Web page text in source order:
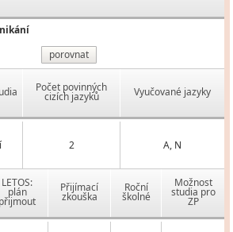
porovnat
Počet povinných
cizích jazyků Vyučované jazyky
2 A, N
LETOS:
plán
přijmout
Přijímací
zkouška
Roční
školné
Možnost
studia pro
ZP